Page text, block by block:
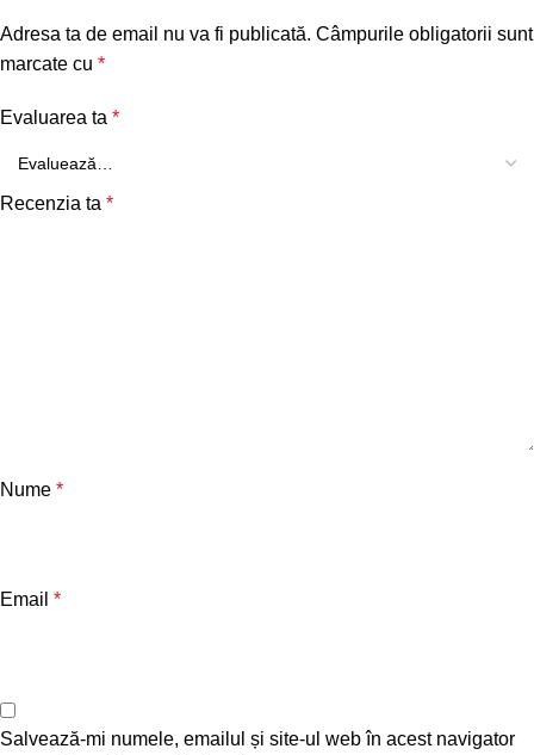
Adresa ta de email nu va fi publicată. Câmpurile obligatorii sunt
marcate cu *
Evaluarea ta *
Recenzia ta *
Nume *
Email *
Salvează-mi numele, emailul și site-ul web în acest navigator